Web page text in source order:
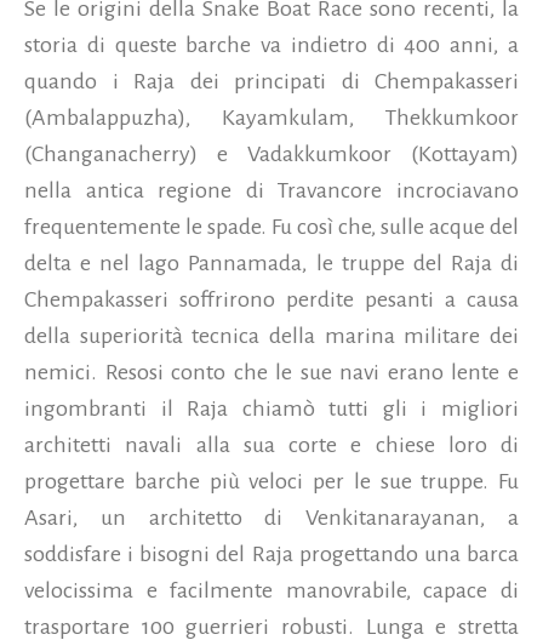
Se le origini della Snake Boat Race sono recenti, la
storia di queste barche va indietro di 400 anni, a
quando i Raja dei principati di Chempakasseri
(Ambalappuzha), Kayamkulam, Thekkumkoor
(Changanacherry) e Vadakkumkoor (Kottayam)
nella antica regione di Travancore incrociavano
frequentemente le spade. Fu così che, sulle acque del
delta e nel lago Pannamada, le truppe del Raja di
Chempakasseri soffrirono perdite pesanti a causa
della superiorità tecnica della marina militare dei
nemici. Resosi conto che le sue navi erano lente e
ingombranti il Raja chiamò tutti gli i migliori
architetti navali alla sua corte e chiese loro di
progettare barche più veloci per le sue truppe. Fu
Asari, un architetto di Venkitanarayanan, a
soddisfare i bisogni del Raja progettando una barca
velocissima e facilmente manovrabile, capace di
trasportare 100 guerrieri robusti. Lunga e stretta